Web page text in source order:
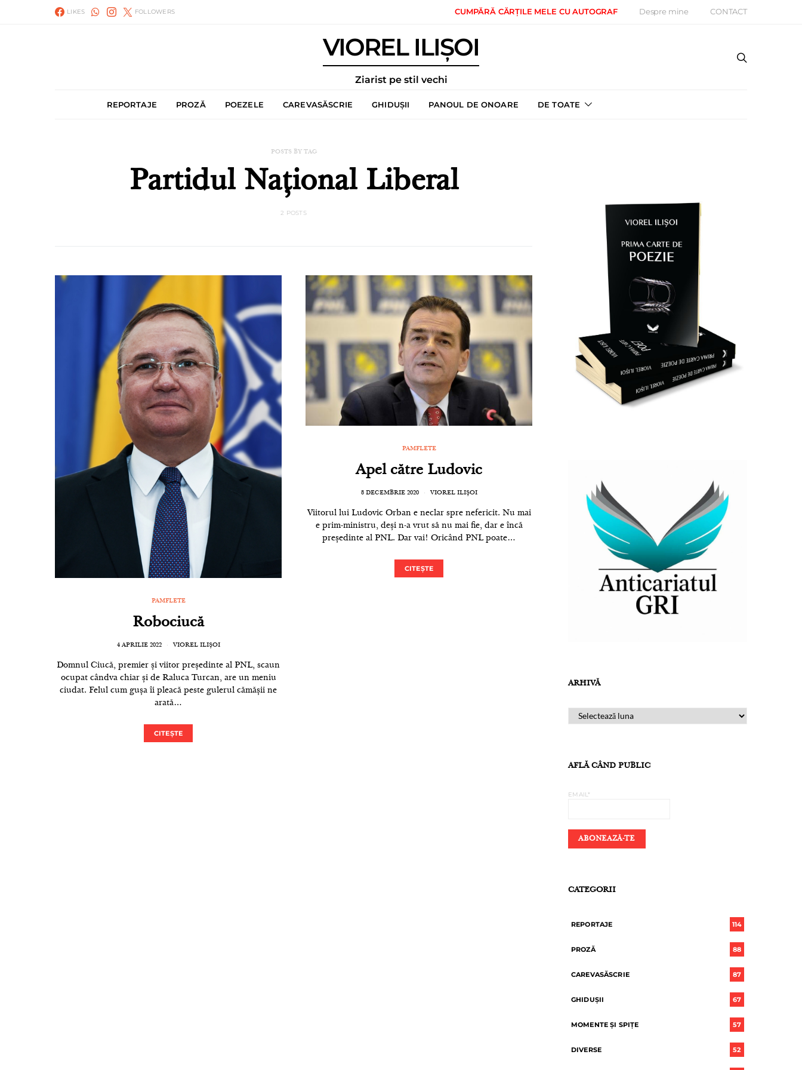
LIKES FOLLOWERS CUMPĂRĂ CĂRȚILE MELE CU AUTOGRAF Despre mine CONTACT
VIOREL ILIȘOI
Ziarist pe stil vechi
REPORTAJE PROZĂ POEZELE CAREVASĂSCRIE GHIDUȘII PANOUL DE ONOARE DE TOATE
POSTS BY TAG
Partidul Național Liberal
2 POSTS
PAMFLETE
Robociucă
4 APRILIE 2022 VIOREL ILIȘOI
Domnul Ciucă, premier și viitor președinte al PNL, scaun
ocupat cândva chiar și de Raluca Turcan, are un meniu
ciudat. Felul cum gușa îi pleacă peste gulerul cămășii ne
arată…
CITEȘTE
PAMFLETE
Apel către Ludovic
8 DECEMBRIE 2020 VIOREL ILIȘOI
Viitorul lui Ludovic Orban e neclar spre nefericit. Nu mai
e prim-ministru, deși n-a vrut să nu mai fie, dar e încă
președinte al PNL. Dar vai! Oricând PNL poate…
CITEȘTE
ARHIVĂ
ARHIVĂ
AFLĂ CÂND PUBLIC
EMAIL*
CATEGORII
REPORTAJE 114
PROZĂ 88
CAREVASĂSCRIE 87
GHIDUȘII 67
MOMENTE ȘI SPIȚE 57
DIVERSE 52